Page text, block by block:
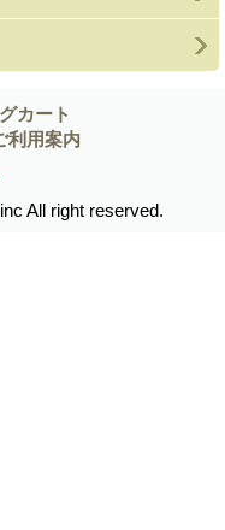
カート
利用案内
All right reserved.